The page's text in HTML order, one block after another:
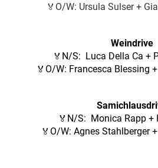
🏅 O/W: Ursula Sulser +
Weindrive
🏅 N/S: Luca Della Ca +
🏅 O/W: Francesca Blessing
🏅 N/S: Monica Rapp +
🏅 O/W: Agnes Stahlberger